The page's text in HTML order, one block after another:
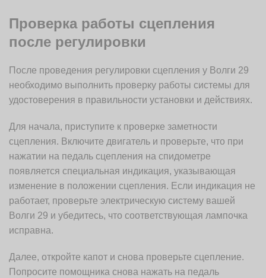
Проверка работы сцепления
после регулировки
После проведения регулировки сцепления у Волги 29
необходимо выполнить проверку работы системы для
удостоверения в правильности установки и действиях.
Для начала, приступите к проверке заметности
сцепления. Включите двигатель и проверьте, что при
нажатии на педаль сцепления на спидометре
появляется специальная индикация, указывающая
изменение в положении сцепления. Если индикация не
работает, проверьте электрическую систему вашей
Волги 29 и убедитесь, что соответствующая лампочка
исправна.
Далее, откройте капот и снова проверьте сцепление.
Попросите помощника снова нажать на педаль